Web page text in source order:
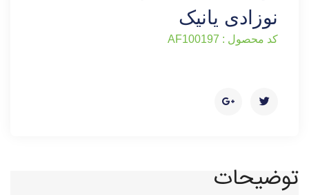
نوزادی یانیک
کد محصول : AF100197
توضیحات